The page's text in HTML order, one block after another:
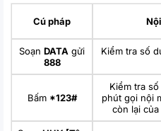
Cú pháp
Soạn DATA gửi
888
Kiểm tra số
Bấm *123#
Kiểm tra
phút gọi nội
còn lại của